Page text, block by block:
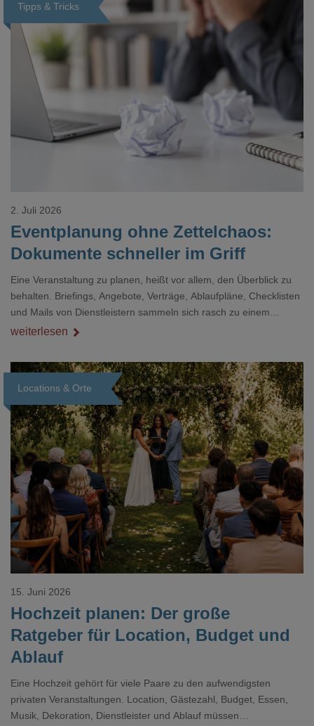
Tipps & Tricks
Loading...
Eventplanung ohne Zettelchaos:
Dokumente schneller im Griff
2. Juli 2026
Eine Veranstaltung zu planen, heißt vor allem, den Überblick zu
behalten. Briefings, Angebote, Verträge, Ablaufpläne, Checklisten
und Mails von Dienstleistern sammeln sich rasch zu einem
unübersichtlichen Stapel. Wer schon einmal kurz vor einem Event
Dokument gesucht hat, kennt das mulmige Gefühl.
weiterlesen
Locations & Orte
Loading...
Hochzeit planen: Der große
Ratgeber für Location, Budget und
Ablauf
15. Juni 2026
Eine Hochzeit gehört für viele Paare zu den aufwendigsten
privaten Veranstaltungen. Location, Gästezahl, Budget, Essen,
Musik, Dekoration, Dienstleister und Ablauf müssen